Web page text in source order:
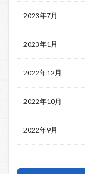
2023年7月
2023年1月
2022年12月
2022年10月
2022年9月